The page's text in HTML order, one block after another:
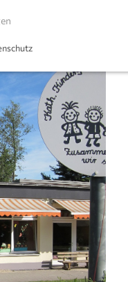
grundlegende
Funktion